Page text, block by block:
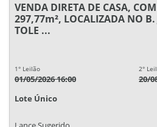
VENDA DIRETA DE CASA,
297,77m², LOCALIZADA NO B.
TOLE ...
1° Leilão
01/05/2026 16:00
2°
20/
Lote Único